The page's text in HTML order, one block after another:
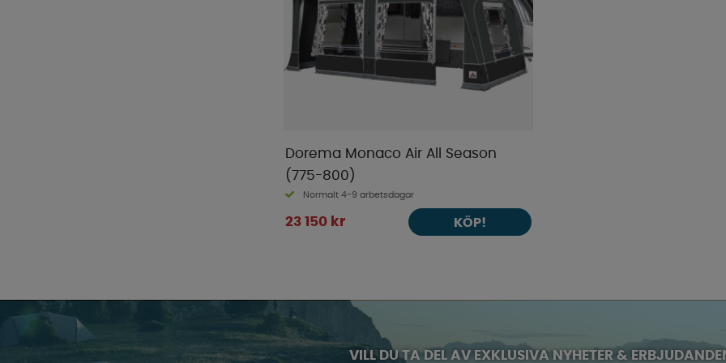
Dorema Monaco Air All Season
(775-800)
Normalt 4-9 arbetsdagar
23 150 kr KÖP!
VILL DU TA DEL AV EXKLUSIVA NYHETER &